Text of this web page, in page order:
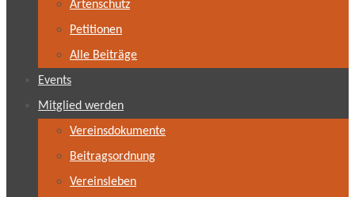
Artenschutz
Petitionen
Alle Beiträge
Events
Mitglied werden
Vereinsdokumente
Beitragsordnung
Vereinsleben